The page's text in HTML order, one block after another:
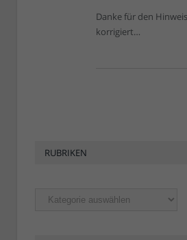
Danke für den
korrigiert…
RUBRIKEN
Rubriken